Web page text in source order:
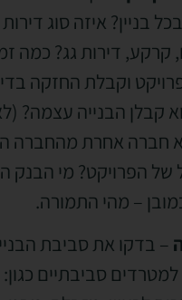
בניין? איזה סוג דירות
דירות גג? כמה
וקבלת החזקה
קבלן הבנייה עצמה?
חברה אחרת מהחברה
של הפרויקט? מי הבנק
– מהי התמורה.
– בדקו את סביבת
סביבתיים כגון: